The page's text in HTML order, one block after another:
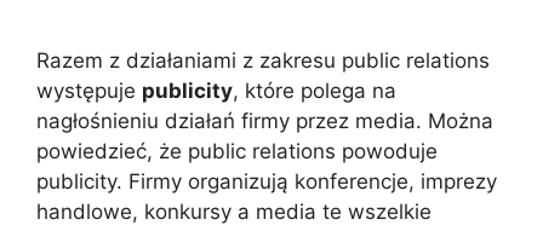
Razem z działaniami z zakresu public relations
występuje publicity, które polega na
nagłośnieniu działań firmy przez media. Można
powiedzieć, że public relations powoduje
publicity. Firmy organizują konferencje, imprezy
handlowe, konkursy a media te wszelkie